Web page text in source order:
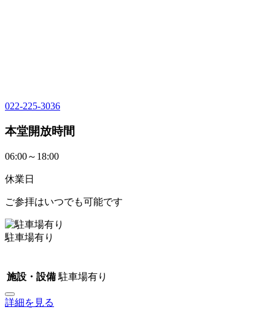
022-225-3036
本堂開放時間
06:00～18:00
休業日
ご参拝はいつでも可能です
駐車場有り
施設・設備 駐車場有り
詳細を見る